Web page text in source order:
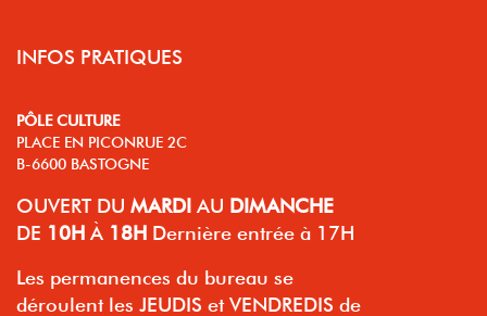
INFOS PRATIQUES
PÔLE CULTURE
PLACE EN PICONRUE 2C
B-6600 BASTOGNE
OUVERT DU MARDI AU DIMANCHE
DE 10H À 18H Dernière entrée à 17H
Les permanences du bureau se
déroulent les JEUDIS et VENDREDIS de